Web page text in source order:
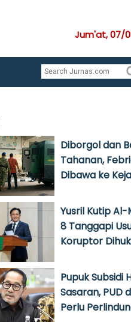
Jum'at, 07/
Diborgol dan
Tahanan,
Dibawa ke
Yusril Kutip
8 Tanggapi
Koruptor
Pupuk Subsidi
Sasaran, PUD
Perlu